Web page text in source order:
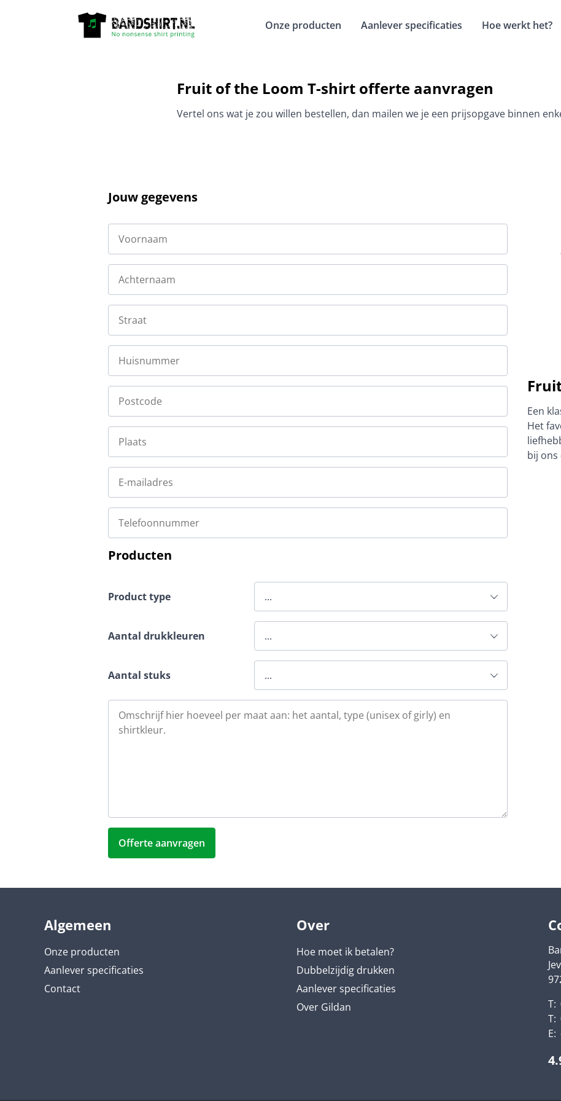
Onze producten Aanlever specificaties Hoe werkt het?
Fruit of the Loom T-shirt offerte aanvragen
Vertel ons wat je zou willen bestellen, dan mailen we je een prijsopgave binnen
Jouw gegevens
Producten
Product type
Aantal drukkleuren
Aantal stuks
Offerte aanvragen
Een
Het
bij ons
Algemeen
Onze producten
Aanlever specificaties
Contact
Over
Hoe moet ik betalen?
Dubbelzijdig drukken
Aanlever specificaties
Over Gildan
T:
T:
E: